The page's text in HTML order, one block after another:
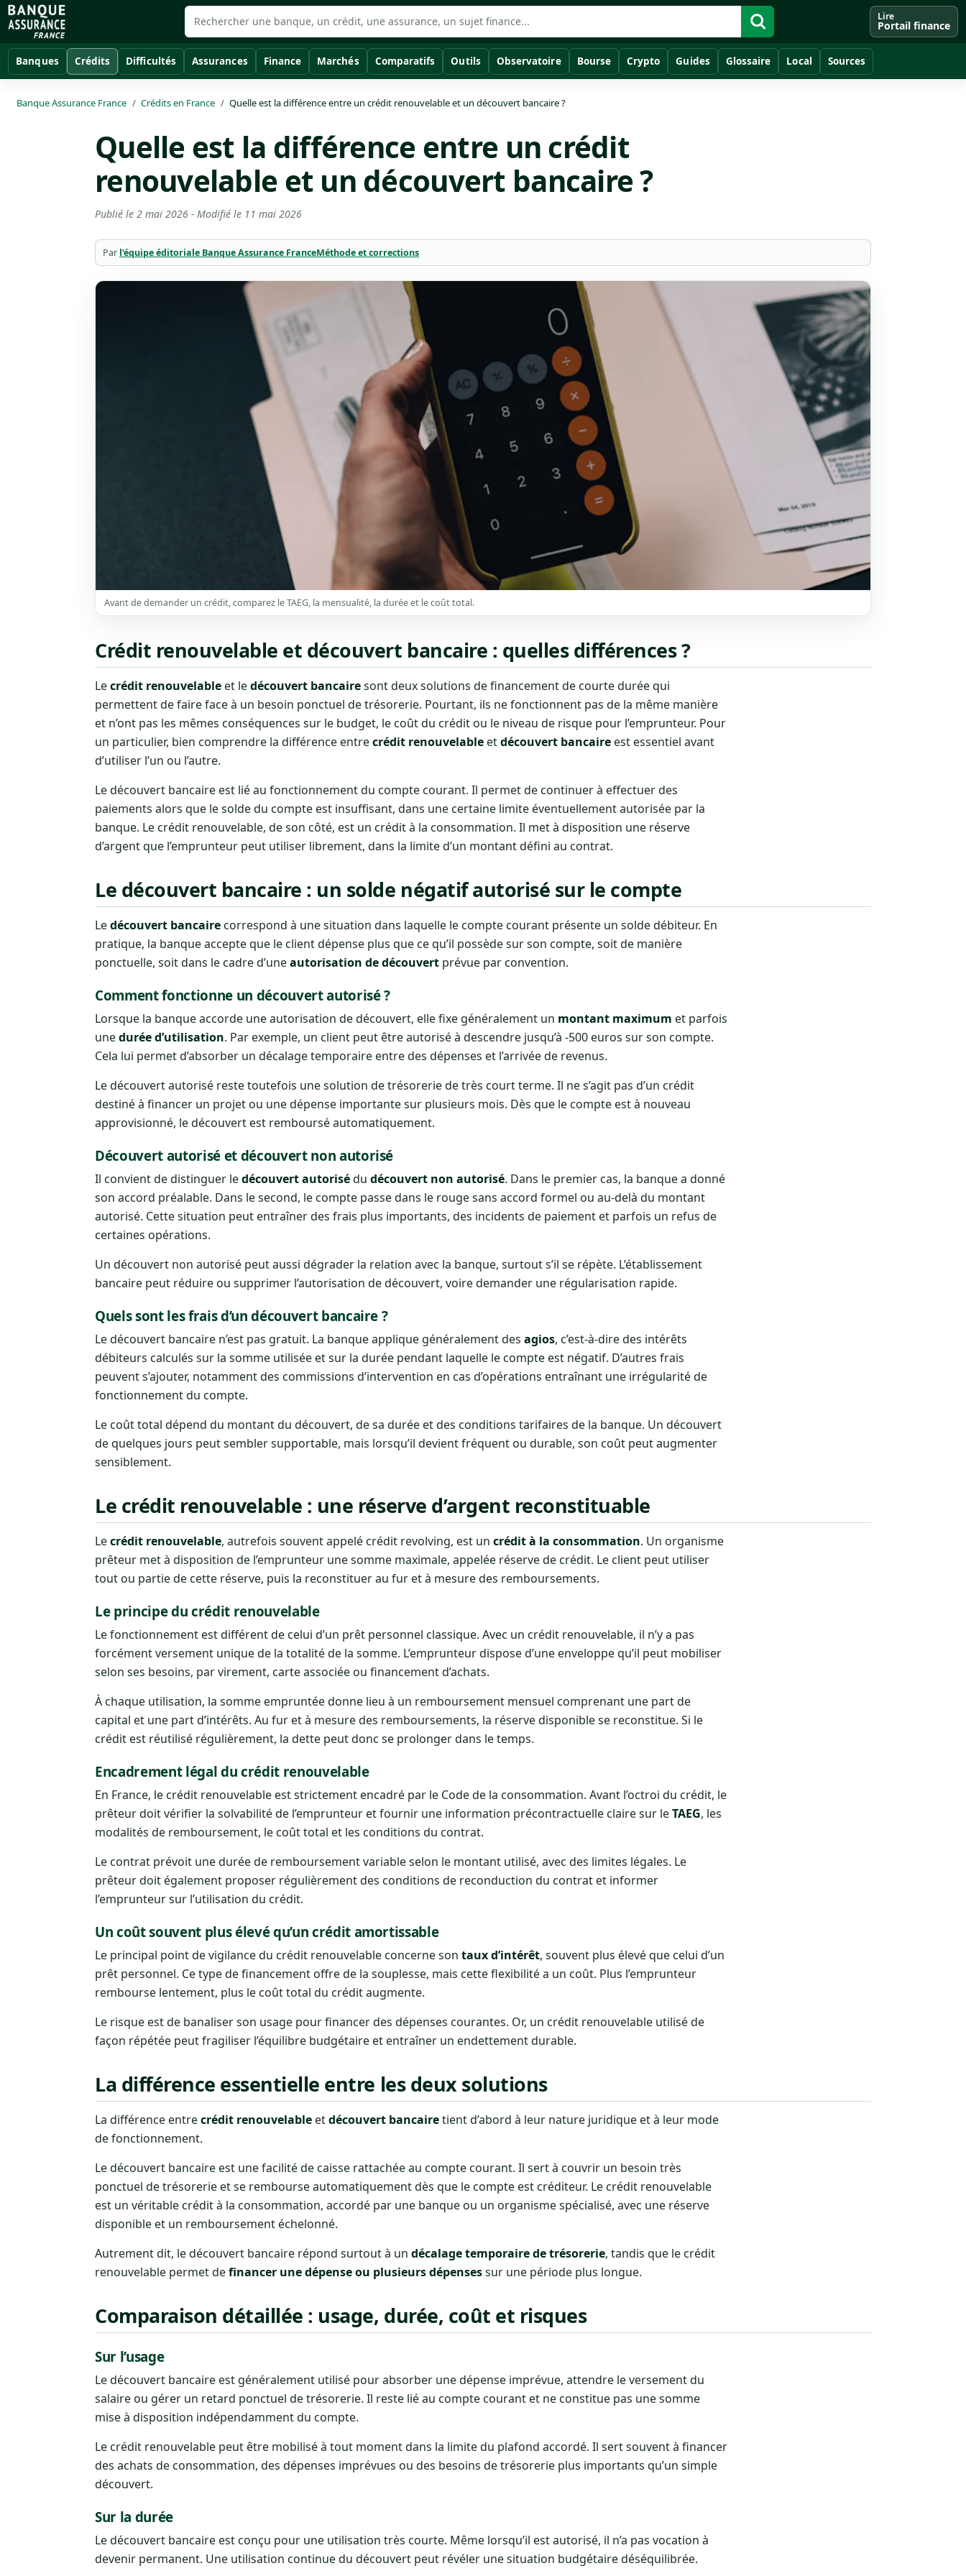
Lire
Portail finance
Banques Crédits Difficultés Assurances Finance Marchés Comparatifs Outils Observatoire Bourse Crypto Guides Glossaire Local Sources
Banque Assurance France Crédits en France Quelle est la différence entre un crédit renouvelable et un découvert bancaire ?
Quelle est la différence entre un crédit
renouvelable et un découvert bancaire ?
Publié le 2 mai 2026 - Modifié le 11 mai 2026
Par l’équipe éditoriale Banque Assurance FranceMéthode et corrections
Avant de demander un crédit, comparez le TAEG, la mensualité, la durée et le coût total.
Crédit renouvelable et découvert bancaire : quelles différences ?
Lecrédit renouvelable et ledécouvert bancairesont deux solutions de financement de courte durée qui
permettent de faire face à un besoin ponctuel de trésorerie. Pourtant, ils ne fonctionnent pas de la même manière
et n’ont pas les mêmes conséquences sur le budget, le coût du crédit ou le niveau de risque pour l’emprunteur. Pour
un particulier, bien comprendre la différence entrecrédit renouvelable etdécouvert bancaire est essentiel avant
d’utiliser l’un ou l’autre.
Le découvert bancaire est lié au fonctionnement du compte courant. Il permet de continuer à effectuer des
paiements alors que le solde du compte est insuffisant, dans une certaine limite éventuellement autorisée par la
banque. Le crédit renouvelable, de son côté, est un crédit à la consommation. Il met à disposition une réserve
d’argent que l’emprunteur peut utiliser librement, dans la limite d’un montant défini au contrat.
Le découvert bancaire : un solde négatif autorisé sur le compte
Ledécouvert bancaire correspond à une situation dans laquelle le compte courant présente un solde débiteur. En
pratique, la banque accepte que le client dépense plus que ce qu’il possède sur son compte, soit de manière
ponctuelle, soit dans le cadre d’uneautorisation de découvert prévue par convention.
Comment fonctionne un découvert autorisé ?
Lorsque la banque accorde une autorisation de découvert, elle fixe généralement un montant maximum et parfois
unedurée d’utilisation. Par exemple, un client peut être autorisé à descendre jusqu’à -500 euros sur son compte.
Cela lui permet d’absorber un décalage temporaire entre des dépenses et l’arrivée de revenus.
Le découvert autorisé reste toutefois une solution de trésorerie de très court terme. Il ne s’agit pas d’un crédit
destiné à financer un projet ou une dépense importante sur plusieurs mois. Dès que le compte est à nouveau
approvisionné, le découvert est remboursé automatiquement.
Découvert autorisé et découvert non autorisé
Il convient de distinguer ledécouvert autorisédu découvert non autorisé. Dans le premier cas, la banque a donné
son accord préalable. Dans le second, le compte passe dans le rouge sans accord formel ou au-delà du montant
autorisé. Cette situation peut entraîner des frais plus importants, des incidents de paiement et parfois un refus de
certaines opérations.
Un découvert non autorisé peut aussi dégrader la relation avec la banque, surtout s’il se répète. L’établissement
bancaire peut réduire ou supprimer l’autorisation de découvert, voire demander une régularisation rapide.
Quels sont les frais d’un découvert bancaire ?
Le découvert bancaire n’est pas gratuit. La banque applique généralement des agios, c’est-à-dire des intérêts
débiteurs calculés sur la somme utilisée et sur la durée pendant laquelle le compte est négatif. D’autres frais
peuvent s’ajouter, notamment des commissions d’intervention en cas d’opérations entraînant une irrégularité de
fonctionnement du compte.
Le coût total dépend du montant du découvert, de sa durée et des conditions tarifaires de la banque. Un découvert
de quelques jours peut sembler supportable, mais lorsqu’il devient fréquent ou durable, son coût peut augmenter
sensiblement.
Le crédit renouvelable : une réserve d’argent reconstituable
Lecrédit renouvelable, autrefois souvent appelé crédit revolving, est un crédit à la consommation. Un organisme
prêteur met à disposition de l’emprunteur une somme maximale, appelée réserve de crédit. Le client peut utiliser
tout ou partie de cette réserve, puis la reconstituer au fur et à mesure des remboursements.
Le principe du crédit renouvelable
Le fonctionnement est différent de celui d’un prêt personnel classique. Avec un crédit renouvelable, il n’y a pas
forcément versement unique de la totalité de la somme. L’emprunteur dispose d’une enveloppe qu’il peut mobiliser
selon ses besoins, par virement, carte associée ou financement d’achats.
À chaque utilisation, la somme empruntée donne lieu à un remboursement mensuel comprenant une part de
capital et une part d’intérêts. Au fur et à mesure des remboursements, la réserve disponible se reconstitue. Si le
crédit est réutilisé régulièrement, la dette peut donc se prolonger dans le temps.
Encadrement légal du crédit renouvelable
En France, le crédit renouvelable est strictement encadré par le Code de la consommation. Avant l’octroi du crédit, le
prêteur doit vérifier la solvabilité de l’emprunteur et fournir une information précontractuelle claire sur leTAEG, les
modalités de remboursement, le coût total et les conditions du contrat.
Le contrat prévoit une durée de remboursement variable selon le montant utilisé, avec des limites légales. Le
prêteur doit également proposer régulièrement des conditions de reconduction du contrat et informer
l’emprunteur sur l’utilisation du crédit.
Un coût souvent plus élevé qu’un crédit amortissable
Le principal point de vigilance du crédit renouvelable concerne son taux d’intérêt, souvent plus élevé que celui d’un
prêt personnel. Ce type de financement offre de la souplesse, mais cette flexibilité a un coût. Plus l’emprunteur
rembourse lentement, plus le coût total du crédit augmente.
Le risque est de banaliser son usage pour financer des dépenses courantes. Or, un crédit renouvelable utilisé de
façon répétée peut fragiliser l’équilibre budgétaire et entraîner un endettement durable.
La différence essentielle entre les deux solutions
La différence entrecrédit renouvelable etdécouvert bancairetient d’abord à leur nature juridique et à leur mode
de fonctionnement.
Le découvert bancaire est une facilité de caisse rattachée au compte courant. Il sert à couvrir un besoin très
ponctuel de trésorerie et se rembourse automatiquement dès que le compte est créditeur. Le crédit renouvelable
est un véritable crédit à la consommation, accordé par une banque ou un organisme spécialisé, avec une réserve
disponible et un remboursement échelonné.
Autrement dit, le découvert bancaire répond surtout à un décalage temporaire de trésorerie, tandis que le crédit
renouvelable permet definancer une dépense ou plusieurs dépensessur une période plus longue.
Comparaison détaillée : usage, durée, coût et risques
Sur l’usage
Le découvert bancaire est généralement utilisé pour absorber une dépense imprévue, attendre le versement du
salaire ou gérer un retard ponctuel de trésorerie. Il reste lié au compte courant et ne constitue pas une somme
mise à disposition indépendamment du compte.
Le crédit renouvelable peut être mobilisé à tout moment dans la limite du plafond accordé. Il sert souvent à financer
des achats de consommation, des dépenses imprévues ou des besoins de trésorerie plus importants qu’un simple
découvert.
Sur la durée
Le découvert bancaire est conçu pour une utilisation très courte. Même lorsqu’il est autorisé, il n’a pas vocation à
devenir permanent. Une utilisation continue du découvert peut révéler une situation budgétaire déséquilibrée.